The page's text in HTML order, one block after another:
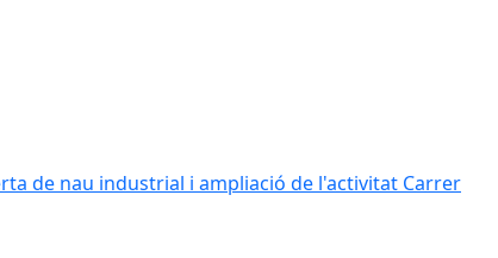
de nau industrial i ampliació de l'activitat Carrer